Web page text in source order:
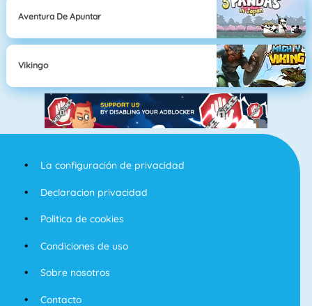
Aventura De Apuntar
Vikingo
La configuración de privacidad
Declaracion privacidad
Politica de cookies
Condiciones de uso
Sobre nosotros
Contacto